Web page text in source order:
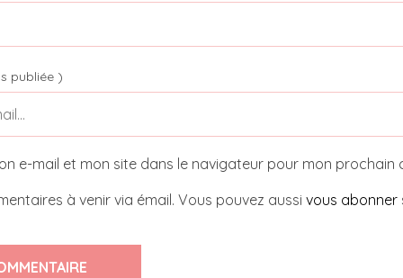
publiée )
e-mail et mon site dans le navigateur pour mon prochain
à venir via émail. Vous pouvez aussi vous abonner